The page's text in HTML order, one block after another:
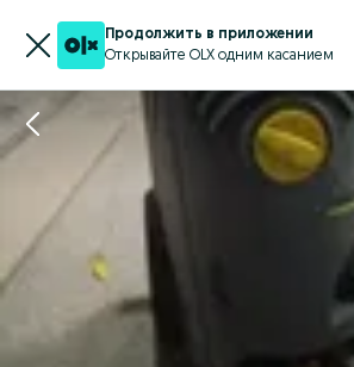
Продолжить в приложении
Открывайте OLX одним касанием